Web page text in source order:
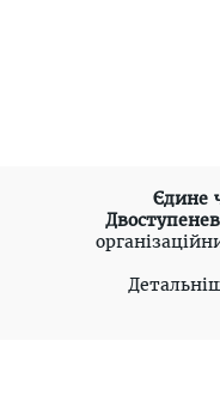
Єдине